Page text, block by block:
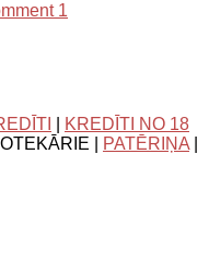
1
KREDĪTI NO 18
| PATĒRIŅA